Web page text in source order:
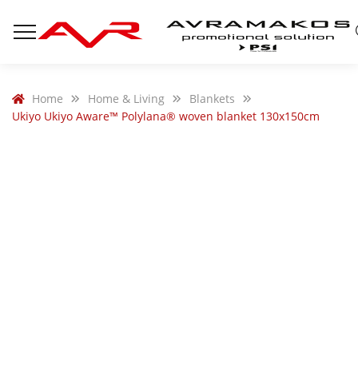
Home Home & Living
Blankets
Ukiyo Ukiyo Aware™ Polylana® woven blanket 130x150cm